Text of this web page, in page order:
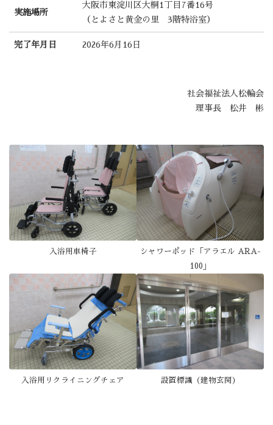
実施場所
大阪市東淀川区大桐1丁目7番16号
（とよさと黄金の里 3階特浴室）
完了年月日 2026年6月16日
社会福祉法人松輪会
理事長 松井 彬
入浴用車椅子
シャワーポッド「アラエル ARA-
100」
入浴用リクライニングチェア 設置標識（建物玄関）